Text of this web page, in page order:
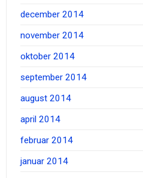
december 2014
november 2014
oktober 2014
september 2014
august 2014
april 2014
februar 2014
januar 2014